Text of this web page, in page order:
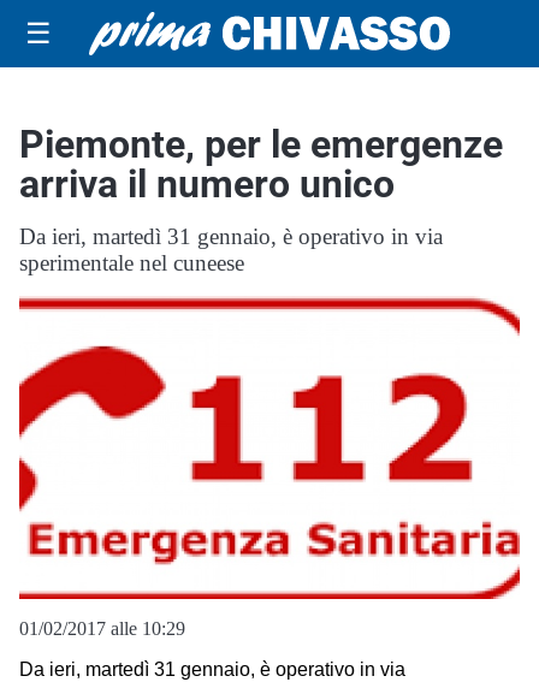
☰
Piemonte, per le emergenze
arriva il numero unico
Da ieri, martedì 31 gennaio, è operativo in via
sperimentale nel cuneese
01/02/2017 alle 10:29
Da ieri, martedì 31 gennaio, è operativo in via